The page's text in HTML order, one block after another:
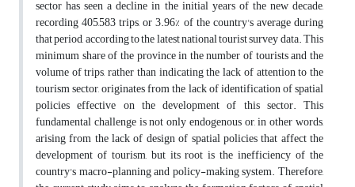
sector has seen a decline in the initial years of the new decade,
recording 405,583 trips, or 3.96% of the country's average during
that period, according to the latest national tourist survey data. This
minimum share of the province in the number of tourists and the
volume of trips, rather than indicating the lack of attention to the
tourism sector, originates from the lack of identification of spatial
policies effective on the development of this sector. This
fundamental challenge is not only endogenous or, in other words,
arising from the lack of design of spatial policies that affect the
development of tourism, but its root is the inefficiency of the
country's macro-planning and policy-making system. Therefore,